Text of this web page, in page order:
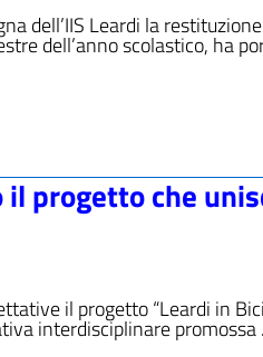
dell’IIS Leardi la
dell’anno scolastico, ha
il progetto che
il progetto “Leardi in
interdisciplinare